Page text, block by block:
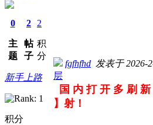
0
主
题
2
帖
子
2
积
分
新手上路
积分
fgfhfhd 发表于 2026-
层
国 内 打 开 多 刷 新
】射！